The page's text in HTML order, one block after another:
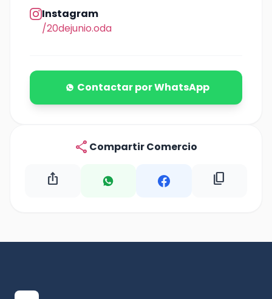
Instagram
/20dejunio.oda
Contactar por WhatsApp
share Compartir Comercio
ios_share content_copy